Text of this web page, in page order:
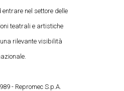
entrare nel settore delle
teatrali e artistiche
rilevante visibilità
- Repromec S.p.A.